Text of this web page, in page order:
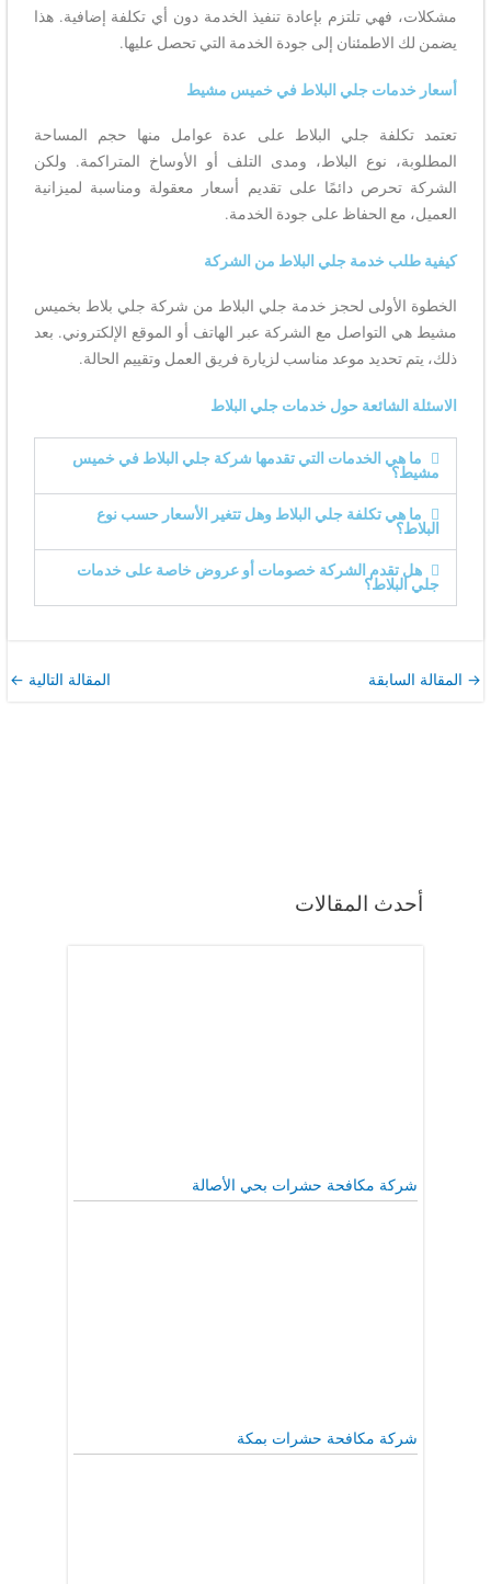
أحدث المقالات
شركة مكافحة حشرات بحي الأصالة
شركة مكافحة حشرات بمكة
مشكلات، فهي تلتزم بإعادة تنفيذ الخدمة دون أي تكلفة إضافية. هذا
يضمن لك الاطمئنان إلى جودة الخدمة التي تحصل عليها.
أسعار خدمات جلي البلاط في خميس مشيط
تعتمد تكلفة جلي البلاط على عدة عوامل منها حجم المساحة
المطلوبة، نوع البلاط، ومدى التلف أو الأوساخ المتراكمة. ولكن
الشركة تحرص دائمًا على تقديم أسعار معقولة ومناسبة لميزانية
العميل، مع الحفاظ على جودة الخدمة.
كيفية طلب خدمة جلي البلاط من الشركة
الخطوة الأولى لحجز خدمة جلي البلاط من شركة جلي بلاط بخميس
مشيط هي التواصل مع الشركة عبر الهاتف أو الموقع الإلكتروني. بعد
ذلك، يتم تحديد موعد مناسب لزيارة فريق العمل وتقييم الحالة.
الاسئلة الشائعة حول خدمات جلي البلاط
ما هي الخدمات التي تقدمها شركة جلي البلاط في خميس
مشيط؟
ما هي تكلفة جلي البلاط وهل تتغير الأسعار حسب نوع
البلاط؟
هل تقدم الشركة خصومات أو عروض خاصة على خدمات
جلي البلاط؟
→ المقالة السابقة المقالة التالية ←